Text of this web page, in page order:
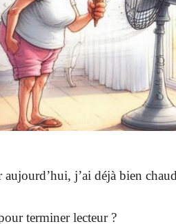
aujourd’hui, j’ai déjà bien
terminer lecteur ?